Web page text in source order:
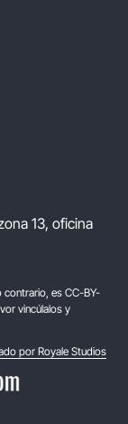
13, oficina
contrario, es CC-BY-
vincúlalos y
por Royale Studios